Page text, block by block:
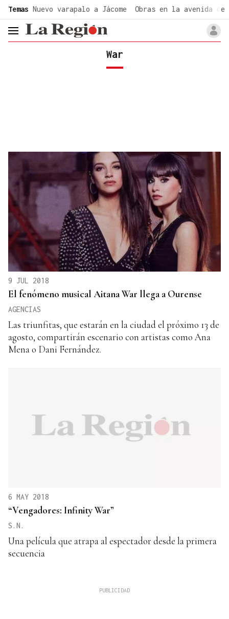
Temas Nuevo varapalo a Jácome Obras en la avenida de
header.menu.open
War
9 JUL 2018
El fenómeno musical Aitana War llega a Ourense
AGENCIAS
Las triunfitas, que estarán en la ciudad el próximo 13 de
agosto, compartirán escenario con artistas como Ana
Mena o Dani Fernández.
6 MAY 2018
“Vengadores: Infinity War”
S.N.
Una película que atrapa al espectador desde la primera
secuencia